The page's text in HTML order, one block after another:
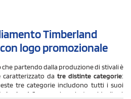
Timberland
logo promozionale
che partendo dalla produzione di stivali è
caratterizzato da tre distinte categorie:
tre categorie includono tutti i suoi
. Sono capi e calzature ideali sul